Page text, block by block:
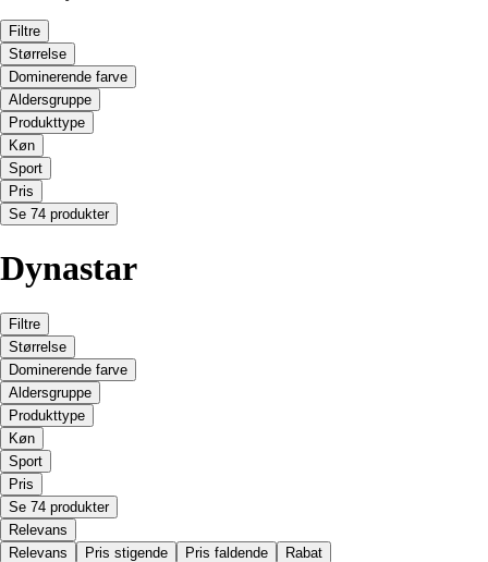
Filtre
Størrelse
Dominerende farve
Aldersgruppe
Produkttype
Køn
Sport
Pris
Se 74 produkter
Dynastar
Filtre
Størrelse
Dominerende farve
Aldersgruppe
Produkttype
Køn
Sport
Pris
Se 74 produkter
Relevans
Relevans
Pris stigende Pris faldende Rabat